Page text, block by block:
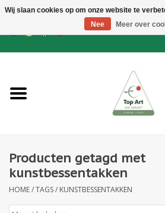
EUR/GBP/CHF
NIEUW
Binderij
Kunstbloemen
Producten getagd met
kunstbessentakken
HOME/TAGS/ KUNSTBESSENTAKKEN
Wij slaan cookies op om onze website te
Nee
Meer over